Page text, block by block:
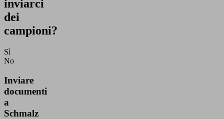
inviarci
dei
campioni?
Sì
No
Inviare
documenti
a
Schmalz